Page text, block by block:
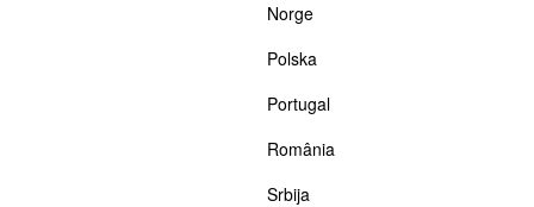
Norge
Polska
Portugal
România
Srbija